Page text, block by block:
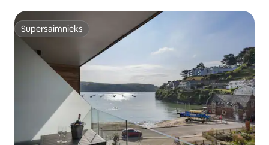
Supersaimnieks
Supersaimnieks